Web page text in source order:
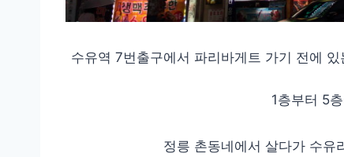
수유역 7번출구에서 파리바게트 가기 전에
1층부터 5
정릉 촌동네에서 살다가 수유